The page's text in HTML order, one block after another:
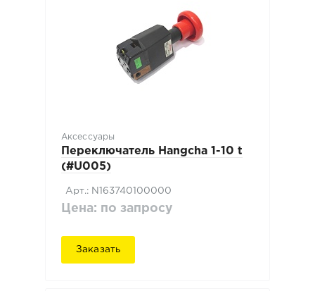
Аксессуары
Переключатель Hangcha 1-10 t
(#U005)
Арт.: N163740100000
Цена: по запросу
Заказать